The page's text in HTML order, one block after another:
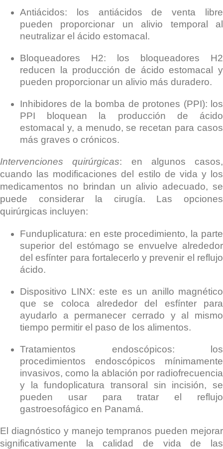
Antiácidos: los antiácidos de venta libre
pueden proporcionar un alivio temporal al
neutralizar el ácido estomacal.
Bloqueadores H2: los bloqueadores H2
reducen la producción de ácido estomacal y
pueden proporcionar un alivio más duradero.
Inhibidores de la bomba de protones (PPI): los
PPI bloquean la producción de ácido
estomacal y, a menudo, se recetan para casos
más graves o crónicos.
Intervenciones quirúrgicas: en algunos casos,
cuando las modificaciones del estilo de vida y los
medicamentos no brindan un alivio adecuado, se
puede considerar la cirugía. Las opciones
quirúrgicas incluyen:
Funduplicatura: en este procedimiento, la parte
superior del estómago se envuelve alrededor
del esfínter para fortalecerlo y prevenir el reflujo
ácido.
Dispositivo LINX: este es un anillo magnético
que se coloca alrededor del esfínter para
ayudarlo a permanecer cerrado y al mismo
tiempo permitir el paso de los alimentos.
Tratamientos endoscópicos: los
procedimientos endoscópicos mínimamente
invasivos, como la ablación por radiofrecuencia
y la fundoplicatura transoral sin incisión, se
pueden usar para tratar el reflujo
gastroesofágico en Panamá.
El diagnóstico y manejo tempranos pueden mejorar
significativamente la calidad de vida de las